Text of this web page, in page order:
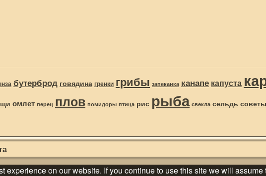
бутерброд говядина гренки грибы запеканка канапе капуста
омлет перец плов помидоры птица рис рыба свекла сельдь советы
experience on our website. If you continue to use this site we will